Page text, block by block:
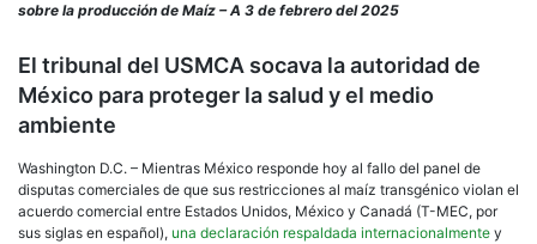
sobre la producción de Maíz – A 3 de febrero del 2025
El tribunal del USMCA socava la autoridad de
México para proteger la salud y el medio
ambiente
Washington D.C. – Mientras México responde hoy al fallo del panel de
disputas comerciales de que sus restricciones al maíz transgénico violan el
acuerdo comercial entre Estados Unidos, México y Canadá (T-MEC, por
sus siglas en español), una declaración respaldada internacionalmente y